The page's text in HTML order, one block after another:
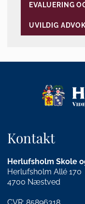
EVALUERING
UVILDIG
Kontakt
Herlufsholm Skole
Herlufsholm Allé 170
4700 Næstved